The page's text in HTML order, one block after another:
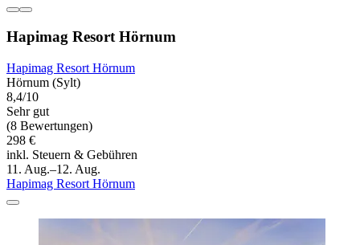
Hapimag Resort Hörnum
Hapimag Resort Hörnum
Hörnum (Sylt)
8,4/10
Sehr gut
(8 Bewertungen)
298 €
inkl. Steuern & Gebühren
11. Aug.–12. Aug.
Hapimag Resort Hörnum